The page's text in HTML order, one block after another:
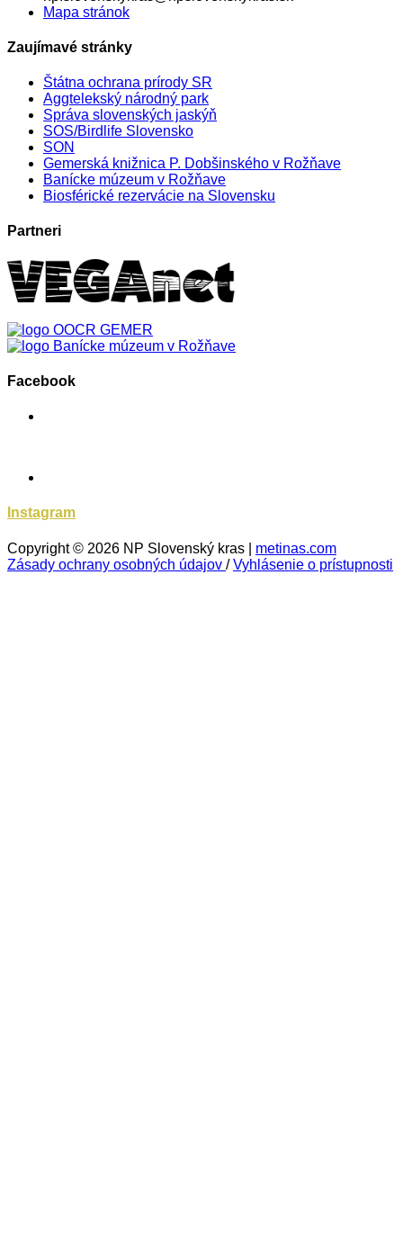
Mapa stránok
Zaujímavé stránky
Štátna ochrana prírody SR
Aggtelekský národný park
Správa slovenských jaskýň
SOS/Birdlife Slovensko
SON
Gemerská knižnica P. Dobšinského v Rožňave
Banícke múzeum v Rožňave
Biosférické rezervácie na Slovensku
Partneri
Facebook
Instagram
Copyright © 2026 NP Slovenský kras | metinas.com
Zásady ochrany osobných údajov /Vyhlásenie o prístupnosti